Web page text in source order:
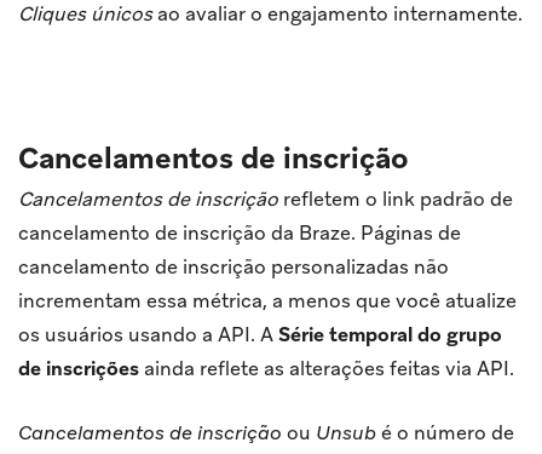
Cliques únicosao avaliar o engajamento internamente.
Cancelamentos de inscrição
Cancelamentos de inscrição refletem o link padrão de
cancelamento de inscrição da Braze. Páginas de
cancelamento de inscrição personalizadas não
incrementam essa métrica, a menos que você atualize
os usuários usando a API. ASérie temporal do grupo
de inscrições ainda reflete as alterações feitas via API.
Cancelamentos de inscrição ou Unsubé o número de